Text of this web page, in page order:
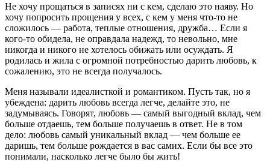
Не хочу прощаться в записях ни с кем, сделаю это наяву. Но
хочу попросить прощения у всех, с кем у меня что-то не
сложилось — работа, теплые отношения, дружба… Если я
кого-то обидела, не оправдала надежд, то невольно, мне
никогда и никого не хотелось обижать или осуждать. Я
родилась и жила с огромной потребностью дарить любовь, к
сожалению, это не всегда получалось.
Меня называли идеалисткой и романтиком. Пусть так, но я
убеждена: дарить любовь всегда легче, делайте это, не
задумываясь. Говорят, любовь — самый выгодный вклад, чем
больше отдаешь, тем больше получаешь в ответ. Не в том
дело: любовь самый уникальный вклад — чем больше ее
даришь, тем больше рождается в вас самих. Если бы все это
понимали, насколько легче было бы жить!